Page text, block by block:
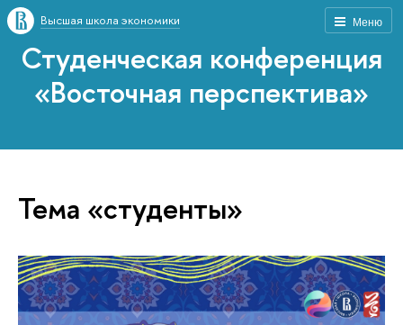
Меню
Высшая школа экономики
Студенческая конференция
«Восточная перспектива»
Тема «студенты»